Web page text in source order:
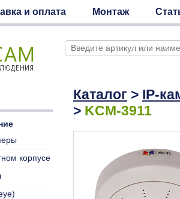
и оплата Монтаж
Каталог > IP-
> KCM-3911
корпусе